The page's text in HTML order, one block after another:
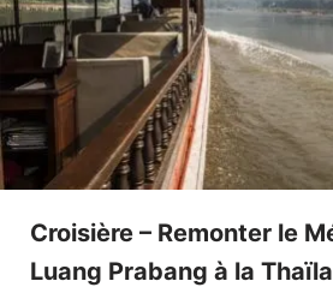
Croisière – Remonter le
Luang Prabang à la